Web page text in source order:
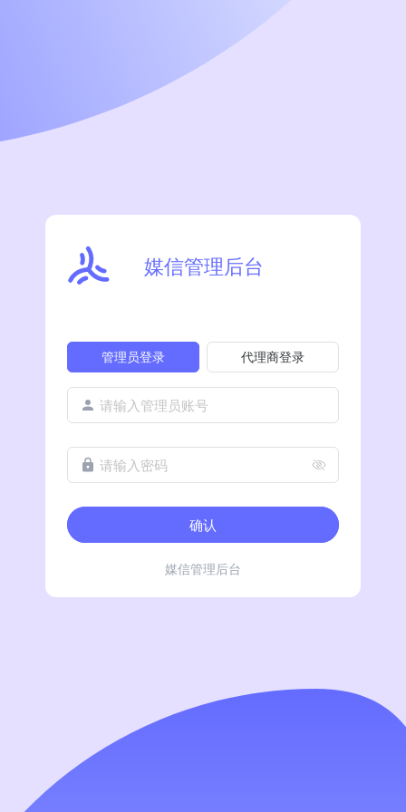
媒信管理后台
管理员登录 代理商登录
请输入管理员账号
请输入密码
确认
媒信管理后台